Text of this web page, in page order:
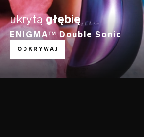
ukrytągłębię
ENIGMA™ Double Sonic
ODKRYWAJ